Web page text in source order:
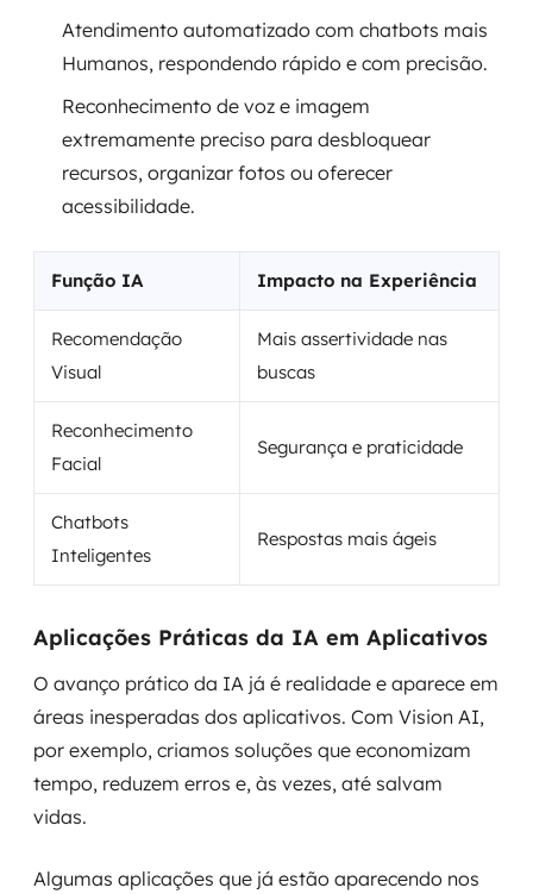
Atendimento automatizado com chatbots mais
Humanos, respondendo rápido e com precisão.
Reconhecimento de voz e imagem
extremamente preciso para desbloquear
recursos, organizar fotos ou oferecer
acessibilidade.
Função IA Impacto na Experiência
Recomendação
Visual
Mais assertividade nas
buscas
Reconhecimento
Facial
Segurança e praticidade
Chatbots
Inteligentes
Respostas mais ágeis
Aplicações Práticas da IA em Aplicativos
O avanço prático da IA já é realidade e aparece em
áreas inesperadas dos aplicativos. Com Vision AI,
por exemplo, criamos soluções que economizam
tempo, reduzem erros e, às vezes, até salvam
vidas.
Algumas aplicações que já estão aparecendo nos